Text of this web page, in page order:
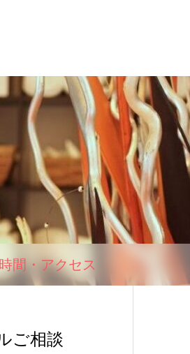
間・アクセス
ご相談